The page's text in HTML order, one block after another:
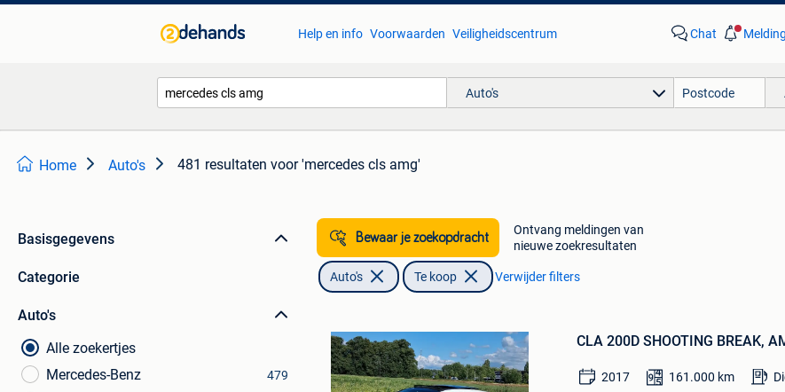
Help en info Voorwaarden Veiligheidscentrum Chat
Auto's
Home Auto's 481 resultaten voor 'mercedes cls amg'
Basisgegevens
Categorie
Auto's
Alle zoekertjes
Mercedes-Benz
479
Bewaar je zoekopdracht
Ontvang meldingen van
nieuwe zoekresultaten
Auto's Te koop Verwijder filters
Bewaren
in
CLA 200D SHOOTING BREAK,
2017 161.000 km